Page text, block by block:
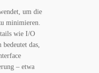
um die
minimieren.
wie I/O
das,
– etwa